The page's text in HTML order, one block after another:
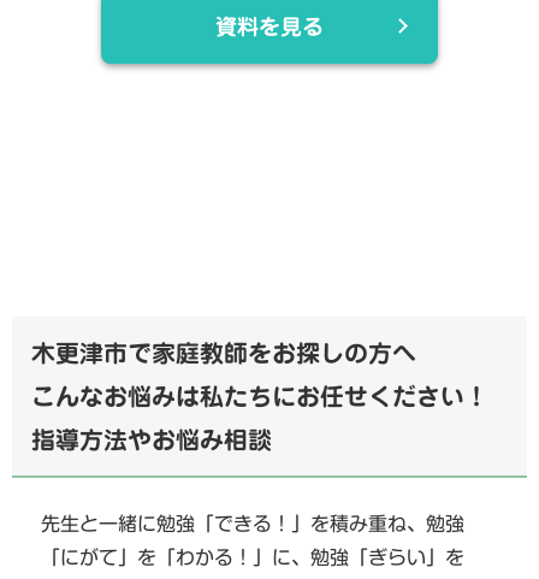
資料を見る
木更津市で家庭教師をお探しの方へ
こんなお悩みは私たちにお任せください！
指導方法やお悩み相談
先生と一緒に勉強「できる！」を積み重ね、勉強
「にがて」を「わかる！」に、勉強「ぎらい」を